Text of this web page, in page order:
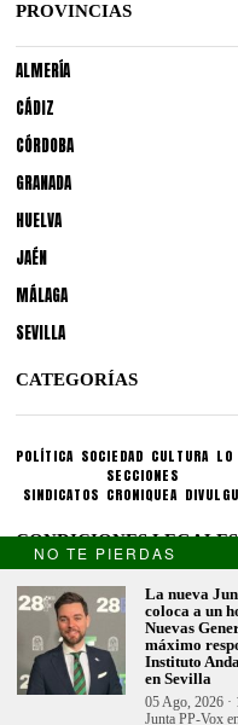
PROVINCIAS
ALMERÍA
CÁDIZ
CÓRDOBA
GRANADA
HUELVA
JAÉN
MÁLAGA
SEVILLA
CATEGORÍAS
POLÍTICA SOCIEDAD CULTURA LO
SINDICATOS
SECCIONES
CRONIQUEA
CONDICIONES LEGALES
Aviso legal
Politica de privacidad
Politica de condiciones
NO TE PIERDAS
La nueva
coloca a un
Nuevas
máximo
Instituto
en Sevilla
05 Ago, 2026 ·
Junta PP-Vox